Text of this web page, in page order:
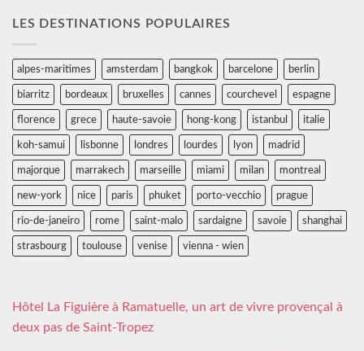
LES DESTINATIONS POPULAIRES
alpes-maritimes amsterdam bangkok barcelone berlin
biarritz bordeaux bruxelles cannes courchevel espagne
florence grece haute-savoie hong-kong istanbul italie
koh-samui lisbonne londres lourdes lyon madrid
majorque marrakech marseille miami milan montreal
new-york nice paris phuket porto-vecchio prague
rio-de-janeiro rome saint-malo sardaigne savoie shanghai
strasbourg toulouse venise vienna - wien
Hôtel La Figuière à Ramatuelle, un art de vivre provençal à
deux pas de Saint-Tropez